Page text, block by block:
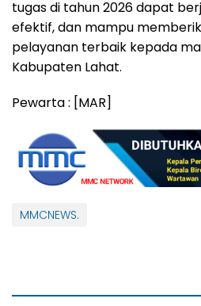
tugas di tahun 2026 dapat
efektif, dan mampu
pelayanan terbaik kepada
Kabupaten Lahat.
Pewarta : [MAR]
MMCNEWS.